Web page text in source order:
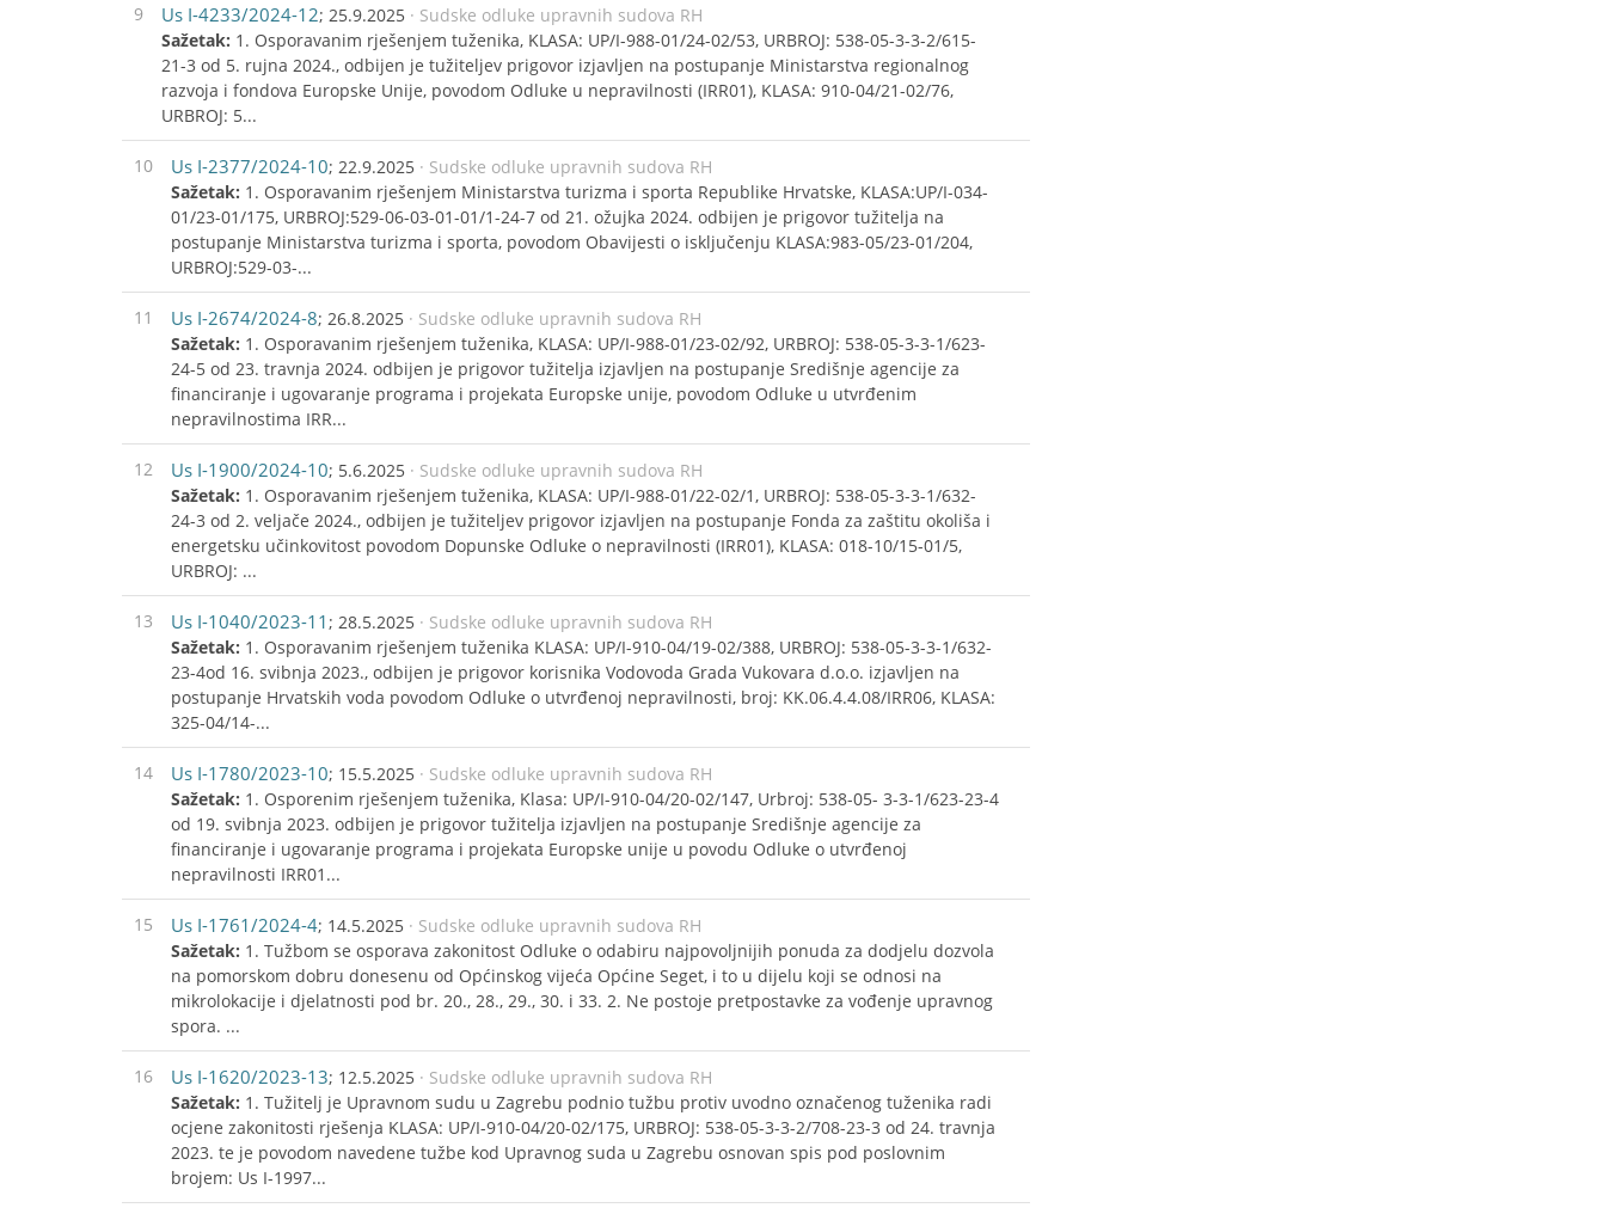
9 Us I-4233/2024-12; 25.9.2025 · Sudske odluke upravnih sudova RH
Sažetak: 1. Osporavanim rješenjem tuženika, KLASA: UP/I-988-01/24-02/53, URBROJ: 538-05-3-3-2/615-
21-3 od 5. rujna 2024., odbijen je tužiteljev prigovor izjavljen na postupanje Ministarstva regionalnog
razvoja i fondova Europske Unije, povodom Odluke u nepravilnosti (IRR01), KLASA: 910-04/21-02/76,
URBROJ: 5...
10 Us I-2377/2024-10; 22.9.2025 · Sudske odluke upravnih sudova RH
Sažetak: 1. Osporavanim rješenjem Ministarstva turizma i sporta Republike Hrvatske, KLASA:UP/I-034-
01/23-01/175, URBROJ:529-06-03-01-01/1-24-7 od 21. ožujka 2024. odbijen je prigovor tužitelja na
postupanje Ministarstva turizma i sporta, povodom Obavijesti o isključenju KLASA:983-05/23-01/204,
URBROJ:529-03-...
11 Us I-2674/2024-8; 26.8.2025 · Sudske odluke upravnih sudova RH
Sažetak: 1. Osporavanim rješenjem tuženika, KLASA: UP/I-988-01/23-02/92, URBROJ: 538-05-3-3-1/623-
24-5 od 23. travnja 2024. odbijen je prigovor tužitelja izjavljen na postupanje Središnje agencije za
financiranje i ugovaranje programa i projekata Europske unije, povodom Odluke u utvrđenim
nepravilnostima IRR...
12 Us I-1900/2024-10; 5.6.2025 · Sudske odluke upravnih sudova RH
Sažetak: 1. Osporavanim rješenjem tuženika, KLASA: UP/I-988-01/22-02/1, URBROJ: 538-05-3-3-1/632-
24-3 od 2. veljače 2024., odbijen je tužiteljev prigovor izjavljen na postupanje Fonda za zaštitu okoliša i
energetsku učinkovitost povodom Dopunske Odluke o nepravilnosti (IRR01), KLASA: 018-10/15-01/5,
URBROJ: ...
13 Us I-1040/2023-11 ; 28.5.2025 · Sudske odluke upravnih sudova RH
Sažetak: 1. Osporavanim rješenjem tuženika KLASA: UP/I-910-04/19-02/388, URBROJ: 538-05-3-3-1/632-
23-4od 16. svibnja 2023., odbijen je prigovor korisnika Vodovoda Grada Vukovara d.o.o. izjavljen na
postupanje Hrvatskih voda povodom Odluke o utvrđenoj nepravilnosti, broj: KK.06.4.4.08/IRR06, KLASA:
325-04/14-...
14 Us I-1780/2023-10; 15.5.2025 · Sudske odluke upravnih sudova RH
Sažetak: 1. Osporenim rješenjem tuženika, Klasa: UP/I-910-04/20-02/147, Urbroj: 538-05- 3-3-1/623-23-4
od 19. svibnja 2023. odbijen je prigovor tužitelja izjavljen na postupanje Središnje agencije za
financiranje i ugovaranje programa i projekata Europske unije u povodu Odluke o utvrđenoj
nepravilnosti IRR01...
15 Us I-1761/2024-4; 14.5.2025 · Sudske odluke upravnih sudova RH
Sažetak: 1. Tužbom se osporava zakonitost Odluke o odabiru najpovoljnijih ponuda za dodjelu dozvola
na pomorskom dobru donesenu od Općinskog vijeća Općine Seget, i to u dijelu koji se odnosi na
mikrolokacije i djelatnosti pod br. 20., 28., 29., 30. i 33. 2. Ne postoje pretpostavke za vođenje upravnog
spora. ...
16 Us I-1620/2023-13; 12.5.2025 · Sudske odluke upravnih sudova RH
Sažetak: 1. Tužitelj je Upravnom sudu u Zagrebu podnio tužbu protiv uvodno označenog tuženika radi
ocjene zakonitosti rješenja KLASA: UP/I-910-04/20-02/175, URBROJ: 538-05-3-3-2/708-23-3 od 24. travnja
2023. te je povodom navedene tužbe kod Upravnog suda u Zagrebu osnovan spis pod poslovnim
brojem: Us I-1997...